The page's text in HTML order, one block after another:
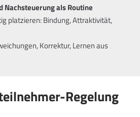
Nachsteuerung als Routine
platzieren: Bindung, Attraktivität,
Korrektur, Lernen aus
Regelung